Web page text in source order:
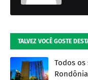
TALVEZ VOCÊ GOSTE
Todos os